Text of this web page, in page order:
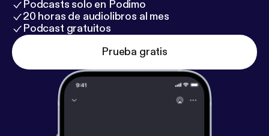
Podcasts solo en Podimo
20 horas de audiolibros al mes
Podcast gratuitos
Prueba gratis